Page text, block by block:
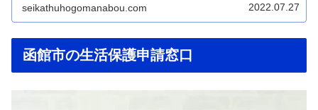
seikathuhogomanabou.com 2022.07.27
函館市の生活保護申請窓口